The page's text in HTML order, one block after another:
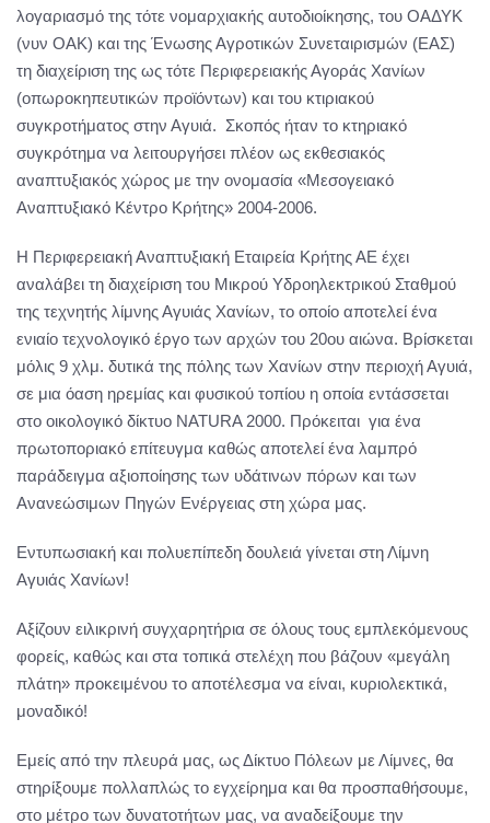
λογαριασμό της τότε νομαρχιακής αυτοδιοίκησης, του ΟΑΔΥΚ
(νυν ΟΑΚ) και της Ένωσης Αγροτικών Συνεταιρισμών (ΕΑΣ)
τη διαχείριση της ως τότε Περιφερειακής Αγοράς Χανίων
(οπωροκηπευτικών προϊόντων) και του κτιριακού
συγκροτήματος στην Αγυιά. Σκοπός ήταν το κτηριακό
συγκρότημα να λειτουργήσει πλέον ως εκθεσιακός
αναπτυξιακός χώρος με την ονομασία «Μεσογειακό
Αναπτυξιακό Κέντρο Κρήτης» 2004-2006.
Η Περιφερειακή Αναπτυξιακή Εταιρεία Κρήτης ΑΕ έχει
αναλάβει τη διαχείριση του Μικρού Υδροηλεκτρικού Σταθμού
της τεχνητής λίμνης Αγυιάς Χανίων, το οποίο αποτελεί ένα
ενιαίο τεχνολογικό έργο των αρχών του 20ου αιώνα. Βρίσκεται
μόλις 9 χλμ. δυτικά της πόλης των Χανίων στην περιοχή Αγυιά,
σε μια όαση ηρεμίας και φυσικού τοπίου η οποία εντάσσεται
στο οικολογικό δίκτυο NATURA 2000. Πρόκειται για ένα
πρωτοποριακό επίτευγμα καθώς αποτελεί ένα λαμπρό
παράδειγμα αξιοποίησης των υδάτινων πόρων και των
Ανανεώσιμων Πηγών Ενέργειας στη χώρα μας.
Εντυπωσιακή και πολυεπίπεδη δουλειά γίνεται στη Λίμνη
Αγυιάς Χανίων!
Αξίζουν ειλικρινή συγχαρητήρια σε όλους τους εμπλεκόμενους
φορείς, καθώς και στα τοπικά στελέχη που βάζουν «μεγάλη
πλάτη» προκειμένου το αποτέλεσμα να είναι, κυριολεκτικά,
μοναδικό!
Εμείς από την πλευρά μας, ως Δίκτυο Πόλεων με Λίμνες, θα
στηρίξουμε πολλαπλώς το εγχείρημα και θα προσπαθήσουμε,
στο μέτρο των δυνατοτήτων μας, να αναδείξουμε την